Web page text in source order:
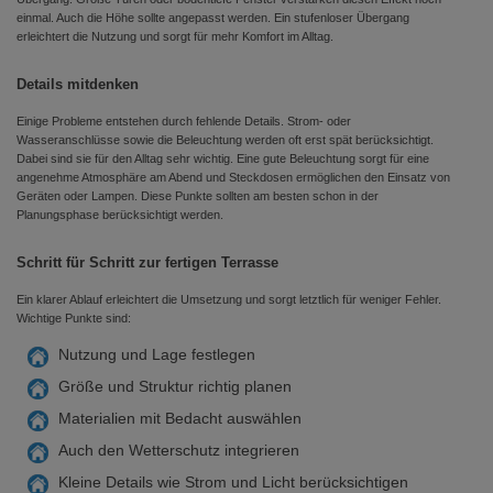
einmal. Auch die Höhe sollte angepasst werden. Ein stufenloser Übergang
erleichtert die Nutzung und sorgt für mehr Komfort im Alltag.
Details mitdenken
Einige Probleme entstehen durch fehlende Details. Strom- oder
Wasseranschlüsse sowie die Beleuchtung werden oft erst spät berücksichtigt.
Dabei sind sie für den Alltag sehr wichtig. Eine gute Beleuchtung sorgt für eine
angenehme Atmosphäre am Abend und Steckdosen ermöglichen den Einsatz von
Geräten oder Lampen. Diese Punkte sollten am besten schon in der
Planungsphase berücksichtigt werden.
Schritt für Schritt zur fertigen Terrasse
Ein klarer Ablauf erleichtert die Umsetzung und sorgt letztlich für weniger Fehler.
Wichtige Punkte sind:
Nutzung und Lage festlegen
Größe und Struktur richtig planen
Materialien mit Bedacht auswählen
Auch den Wetterschutz integrieren
Kleine Details wie Strom und Licht berücksichtigen